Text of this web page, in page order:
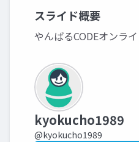
スライド概要
やんばるCODEオンラ
kyokucho1989
@kyokucho1989